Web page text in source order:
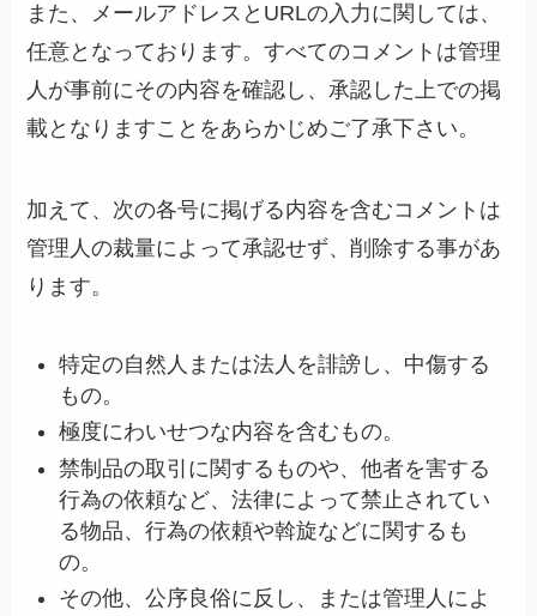
また、メールアドレスとURLの入力に関しては、
任意となっております。すべてのコメントは管理
人が事前にその内容を確認し、承認した上での掲
載となりますことをあらかじめご了承下さい。
加えて、次の各号に掲げる内容を含むコメントは
管理人の裁量によって承認せず、削除する事があ
ります。
特定の自然人または法人を誹謗し、中傷する
もの。
極度にわいせつな内容を含むもの。
禁制品の取引に関するものや、他者を害する
行為の依頼など、法律によって禁止されてい
る物品、行為の依頼や斡旋などに関するも
の。
その他、公序良俗に反し、または管理人によ